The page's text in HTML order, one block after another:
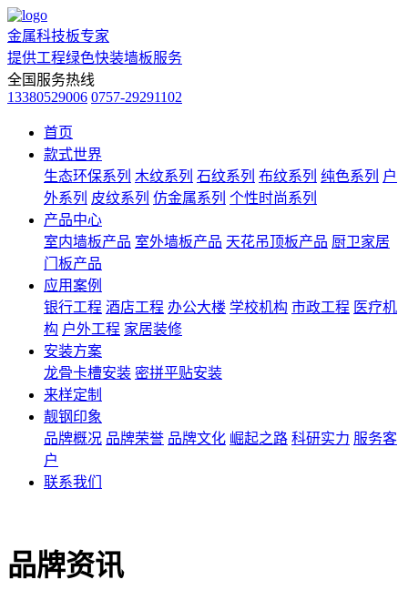
金属科技板专家
提供工程绿色快装墙板服务
全国服务热线
13380529006 0757-29291102
首页
款式世界
生态环保系列 木纹系列 石纹系列 布纹系列 纯色系列 户
外系列 皮纹系列 仿金属系列 个性时尚系列
产品中心
室内墙板产品 室外墙板产品 天花吊顶板产品 厨卫家居
门板产品
应用案例
银行工程 酒店工程 办公大楼 学校机构 市政工程 医疗机
构 户外工程 家居装修
安装方案
龙骨卡槽安装 密拼平贴安装
来样定制
靓钢印象
品牌概况 品牌荣誉 品牌文化 崛起之路 科研实力 服务客
户
联系我们
品牌资讯